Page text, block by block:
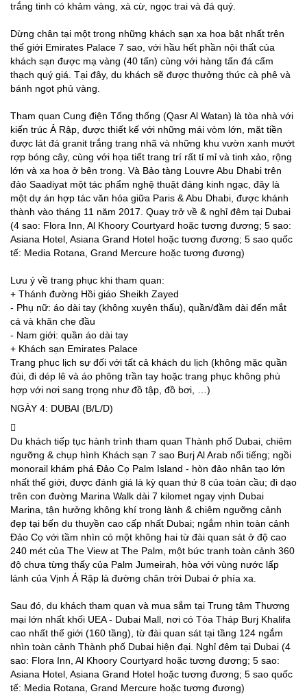
trắng tinh có khảm vàng, xà cừ, ngọc trai và đá quý.
Dừng chân tại một trong những khách sạn xa hoa bật nhất trên
thế giới Emirates Palace 7 sao, với hầu hết phần nội thất của
khách sạn được mạ vàng (40 tấn) cùng với hàng tấn đá cẩm
thạch quý giá. Tại đây, du khách sẽ được thưởng thức cà phê và
bánh ngọt phủ vàng.
Tham quan Cung điện Tổng thống (Qasr Al Watan) là tòa nhà với
kiến trúc Ả Rập, được thiết kế với những mái vòm lớn, mặt tiền
được lát đá granit trắng trang nhã và những khu vườn xanh mướt
rợp bóng cây, cùng với họa tiết trang trí rất tỉ mỉ và tinh xảo, rộng
lớn và xa hoa ở bên trong. Và Bảo tàng Louvre Abu Dhabi trên
đảo Saadiyat một tác phẩm nghệ thuật đáng kinh ngạc, đây là
một dự án hợp tác văn hóa giữa Paris & Abu Dhabi, được khánh
thành vào tháng 11 năm 2017. Quay trở về & nghỉ đêm tại Dubai
(4 sao: Flora Inn, Al Khoory Courtyard hoặc tương đương; 5 sao:
Asiana Hotel, Asiana Grand Hotel hoặc tương đương; 5 sao quốc
tế: Media Rotana, Grand Mercure hoặc tương đương)
Lưu ý về trang phục khi tham quan:
+ Thánh đường Hồi giáo Sheikh Zayed
‐ Phụ nữ: áo dài tay (không xuyên thấu), quần/đầm dài đến mắt
cá và khăn che đầu
‐ Nam giới: quần áo dài tay
+ Khách sạn Emirates Palace
Trang phục lịch sự đối với tất cả khách du lịch (không mặc quần
đùi, đi dép lê và áo phông trần tay hoặc trang phục không phù
hợp với nơi sang trọng như đồ tập, đồ bơi, …)
NGÀY 4: DUBAI (B/L/D)
Du khách tiếp tục hành trình tham quan Thành phố Dubai, chiêm
ngưỡng & chụp hình Khách sạn 7 sao Burj Al Arab nổi tiếng; ngồi
monorail khám phá Đảo Cọ Palm Island - hòn đảo nhân tạo lớn
nhất thế giới, được đánh giá là kỳ quan thứ 8 của toàn cầu; đi dạo
trên con đường Marina Walk dài 7 kilomet ngay vịnh Dubai
Marina, tận hưởng không khí trong lành & chiêm ngưỡng cảnh
đẹp tại bến du thuyền cao cấp nhất Dubai; ngắm nhìn toàn cảnh
Đảo Cọ với tầm nhìn có một không hai từ đài quan sát ở độ cao
240 mét của The View at The Palm, một bức tranh toàn cảnh 360
độ chưa từng thấy của Palm Jumeirah, hòa với vùng nước lấp
lánh của Vịnh Ả Rập là đường chân trời Dubai ở phía xa.
Sau đó, du khách tham quan và mua sắm tại Trung tâm Thương
mại lớn nhất khối UEA - Dubai Mall, nơi có Tòa Tháp Burj Khalifa
cao nhất thế giới (160 tầng), từ đài quan sát tại tầng 124 ngắm
nhìn toàn cảnh Thành phố Dubai hiện đại. Nghỉ đêm tại Dubai (4
sao: Flora Inn, Al Khoory Courtyard hoặc tương đương; 5 sao:
Asiana Hotel, Asiana Grand Hotel hoặc tương đương; 5 sao quốc
tế: Media Rotana, Grand Mercure hoặc tương đương)